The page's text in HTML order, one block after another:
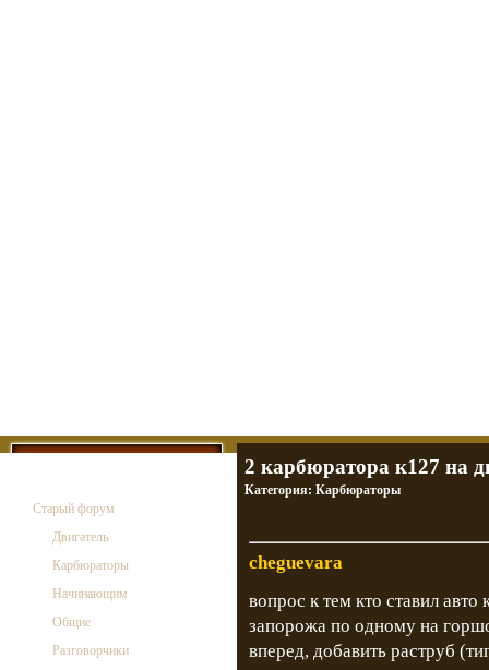
Старый форум
Двигатель
Карбюраторы
Начинающим
Общие
Разговорчики
2 карбюратора к127 на
Категория: Карбюраторы
cheguevara
вопрос к тем кто ставил
запорожа по одному на
вперед, добавить раструб